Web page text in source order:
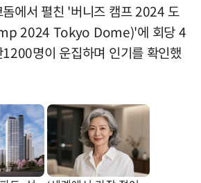
에서 펼친 '버니즈 캠프 2024 도
2024 Tokyo Dome)'에 회당 4
명이 운집하며 인기를 확인했